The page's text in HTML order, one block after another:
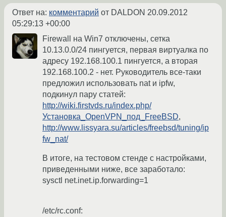
Ответ на: комментарий от DALDON 20.09.2012
05:29:13 +00:00
Firewall на Win7 отключены, сетка
10.13.0.0/24 пингуется, первая виртуалка по
адресу 192.168.100.1 пингуется, а вторая
192.168.100.2 - нет. Руководитель все-таки
предложил использовать nat и ipfw,
подкинул пару статей:
http://wiki.firstvds.ru/index.php/
Установка_OpenVPN_под_FreeBSD,
http://www.lissyara.su/articles/freebsd/tuning/ip
fw_nat/
В итоге, на тестовом стенде с настройками,
приведенными ниже, все заработало:
sysctl net.inet.ip.forwarding=1
/etc/rc.conf: